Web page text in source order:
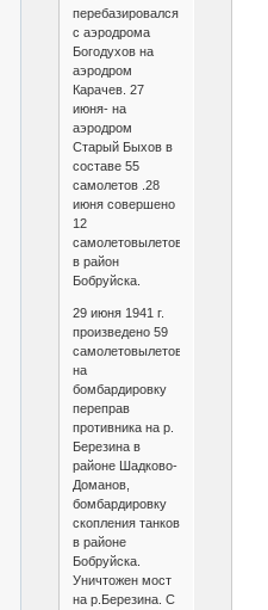
перебазировался
с аэродрома
Богодухов на
аэродром
Карачев. 27
июня- на
аэродром
Старый Быхов в
составе 55
самолетов .28
июня совершено
12
самолетовылетов
в район
Бобруйска.
29 июня 1941 г.
произведено 59
самолетовылетов
на
бомбардировку
переправ
противника на р.
Березина в
районе Шадково-
Доманов,
бомбардировку
скопления танков
в районе
Бобруйска.
Уничтожен мост
на р.Березина. С